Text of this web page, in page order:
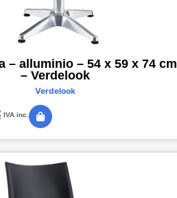
– alluminio – 54 x 59 x 74 cm
– Verdelook
Verdelook
IVA inc.